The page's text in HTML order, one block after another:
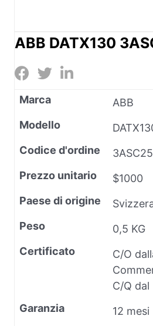
ABB DATX130
Marca
ABB
Modello
Codice d'ordine
Prezzo unitario
$1000
Paese di origine
Peso
0,5 KG
Certificato
C/O
C/Q
Garanzia
12 mesi